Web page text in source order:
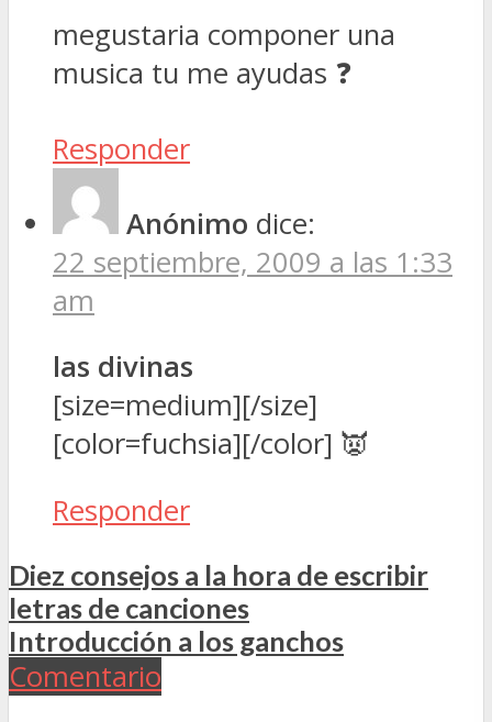
megustaria componer una
musica tu me ayudas ❓
Responder
Anónimo dice:
22 septiembre, 2009 a las 1:33
am
las divinas
[size=medium][/size]
[color=fuchsia][/color] 👿
Responder
Diez consejos a la hora de escribir
letras de canciones
Introducción a los ganchos
Comentario